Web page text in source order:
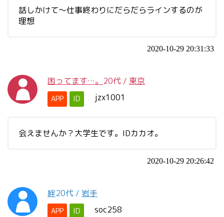
話しかけて〜仕事終わりにだらだらラインするのが
理想
2020-10-29 20:31:33
困ってます…。 20代 / 東京
APP ID jzx1001
会えませんか？大学生です。IDカカオ。
2020-10-29 20:26:42
絆20代 / 岩手
APP ID soc258